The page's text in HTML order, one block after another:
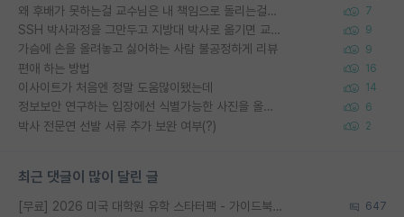
왜 후배가 못하는걸 교수님은 내 책임으로 돌리는걸까요? 7
SSH 박사과정을 그만두고 지방대 박사로 옮기면 교수의 꿈은 끝일까요? 9
가슴에 손을 올려놓고 싫어하는 사람 불공정하게 리뷰 9
편애 하는 방법 16
이사이트가 처음엔 정말 도움많이됐는데 14
정보보안 연구하는 입장에선 식별가능한 사진을 올리는건 비추이긴함 6
박사 전문연 선발 서류 추가 보완 여부(?) 2
최근 댓글이 많이 달린 글
[무료] 2026 미국 대학원 유학 스타터팩 - 가이드북 & 합격자 컨택메일 템플릿 647